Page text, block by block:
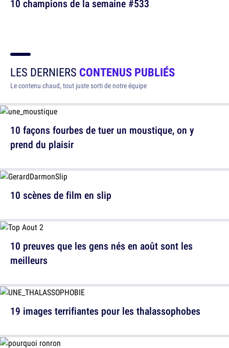
10 champions de la semaine #533
LES DERNIERS CONTENUS PUBLIÉS
Le contenu chaud, tout juste sorti de notre équipe
10 façons fourbes de tuer un moustique, on y
prend du plaisir
10 preuves que les gens nés en août sont les
meilleurs
10 scènes de film en slip
19 images terrifiantes pour les thalassophobes